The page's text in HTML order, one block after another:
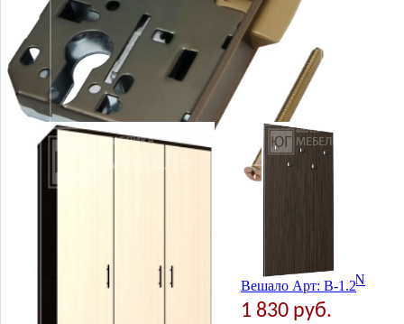
Замок межкомнатный под ключ MEDIANA EVOLUTION
Вешало Арт: В-1.2
1 830 руб.